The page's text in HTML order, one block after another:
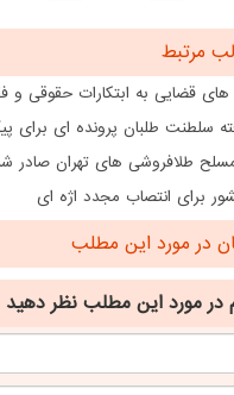
مرتبط
قضایی به ابتکارات حقوقی و
سلطنت طلبان پرونده ای برای
طلافروشی های تهران صادر
برای انتصاب مجدد اژه ای
در مورد این مطلب
در مورد این مطلب نظر دهید